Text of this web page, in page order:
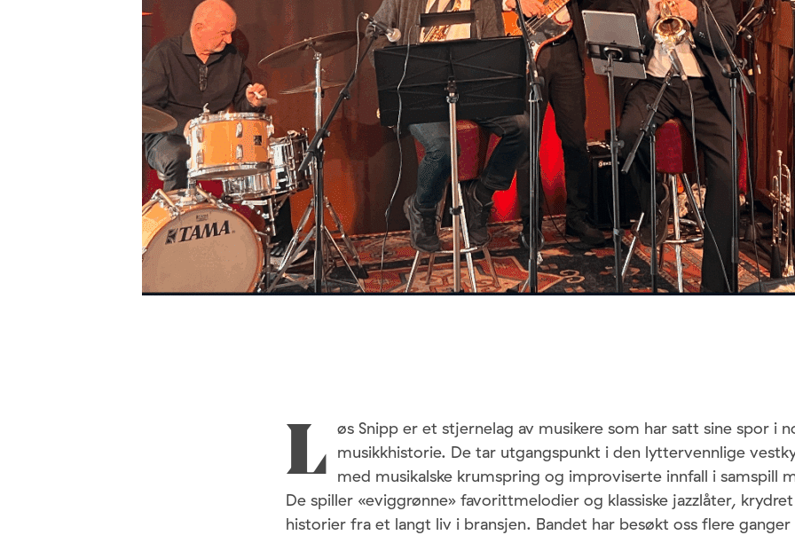
L øs Snipp er et stjernelag av musikere som har satt sine spor i
musikkhistorie. De tar utgangspunkt i den lyttervennlige
med musikalske krumspring og improviserte innfall i samspill
De spiller «eviggrønne» favorittmelodier og klassiske jazzlåter,
historier fra et langt liv i bransjen. Bandet har besøkt oss flere